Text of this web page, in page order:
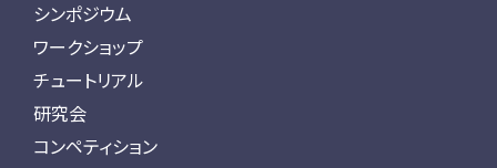
シンポジウム
ワークショップ
チュートリアル
研究会
コンペティション